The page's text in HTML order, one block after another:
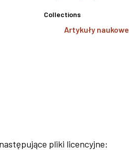
Collections
Artykuły naukowe
pliki licencyjne: